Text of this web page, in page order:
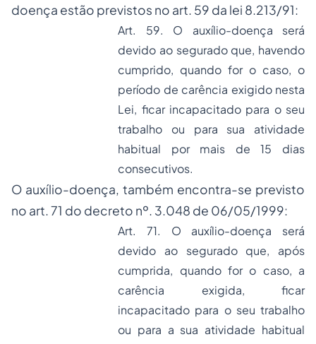
doença estão previstos no art. 59 da lei 8.213/91:
Art. 59. O auxílio-doença será
devido ao segurado que, havendo
cumprido, quando for o caso, o
período de carência exigido nesta
Lei, ficar incapacitado para o seu
trabalho ou para sua atividade
habitual por mais de 15 dias
consecutivos.
O auxílio-doença, também encontra-se previsto
no art. 71 do decreto nº. 3.048 de 06/05/1999:
Art. 71. O auxílio-doença será
devido ao segurado que, após
cumprida, quando for o caso, a
carência exigida, ficar
incapacitado para o seu trabalho
ou para a sua atividade habitual